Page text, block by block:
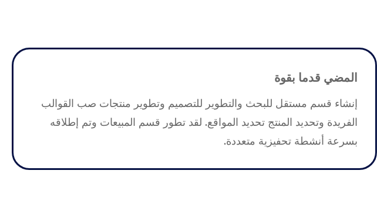
المضي قدما بقوة
إنشاء قسم مستقل للبحث والتطوير للتصميم وتطوير منتجات صب القوالب
الفريدة وتحديد المنتج تحديد المواقع. لقد تطور قسم المبيعات وتم إطلاقه
بسرعة أنشطة تحفيزية متعددة.